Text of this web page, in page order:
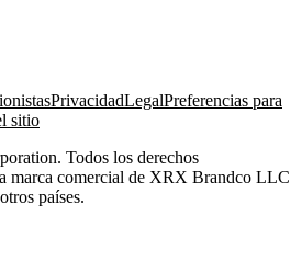
PrivacidadLegalPreferencias para
sitio
Todos los derechos
marca comercial de XRX Brandco LLC
países.